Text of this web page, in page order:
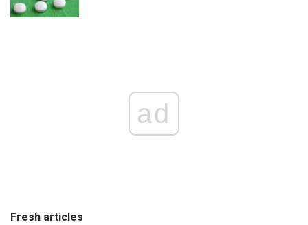
ad
Fresh articles